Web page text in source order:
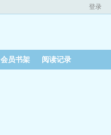
登录
会员书架 阅读记录